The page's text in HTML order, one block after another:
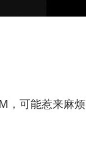
应
，可能惹来麻烦